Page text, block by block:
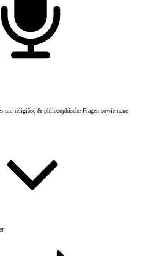
um religiöse & philosophische Fragen sowie neue